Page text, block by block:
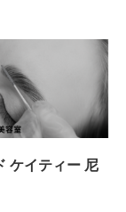
ケイティー 尼